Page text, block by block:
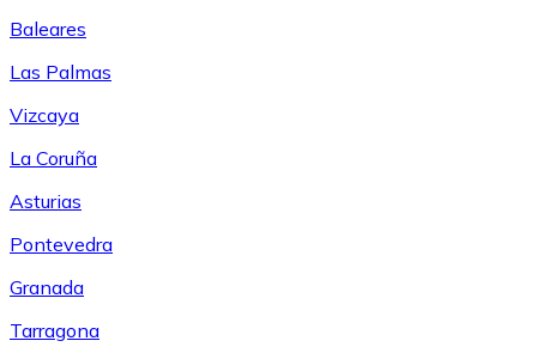
Baleares
Las Palmas
Vizcaya
La Coruña
Asturias
Pontevedra
Granada
Tarragona